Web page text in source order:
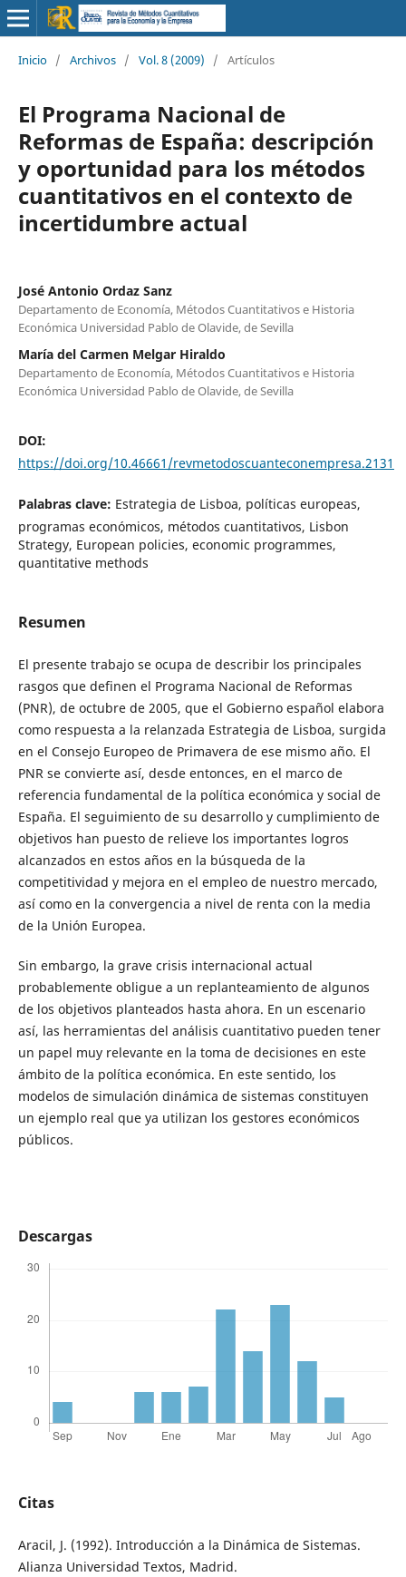
Inicio / Archivos / Vol. 8 (2009) / Artículos
El Programa Nacional de
Reformas de España: descripción
y oportunidad para los métodos
cuantitativos en el contexto de
incertidumbre actual
José Antonio Ordaz Sanz
Departamento de Economía, Métodos Cuantitativos e Historia
Económica Universidad Pablo de Olavide, de Sevilla
María del Carmen Melgar Hiraldo
Departamento de Economía, Métodos Cuantitativos e Historia
Económica Universidad Pablo de Olavide, de Sevilla
DOI:
https://doi.org/10.46661/revmetodoscuanteconempresa.2131
Palabras clave: Estrategia de Lisboa, políticas europeas,
programas económicos, métodos cuantitativos, Lisbon
Strategy, European policies, economic programmes,
quantitative methods
Resumen
El presente trabajo se ocupa de describir los principales
rasgos que definen el Programa Nacional de Reformas
(PNR), de octubre de 2005, que el Gobierno español elabora
como respuesta a la relanzada Estrategia de Lisboa, surgida
en el Consejo Europeo de Primavera de ese mismo año. El
PNR se convierte así, desde entonces, en el marco de
referencia fundamental de la política económica y social de
España. El seguimiento de su desarrollo y cumplimiento de
objetivos han puesto de relieve los importantes logros
alcanzados en estos años en la búsqueda de la
competitividad y mejora en el empleo de nuestro mercado,
así como en la convergencia a nivel de renta con la media
de la Unión Europea.
Sin embargo, la grave crisis internacional actual
probablemente obligue a un replanteamiento de algunos
de los objetivos planteados hasta ahora. En un escenario
así, las herramientas del análisis cuantitativo pueden tener
un papel muy relevante en la toma de decisiones en este
ámbito de la política económica. En este sentido, los
modelos de simulación dinámica de sistemas constituyen
un ejemplo real que ya utilizan los gestores económicos
públicos.
Descargas
Citas
Aracil, J. (1992). Introducción a la Dinámica de Sistemas.
Alianza Universidad Textos, Madrid.